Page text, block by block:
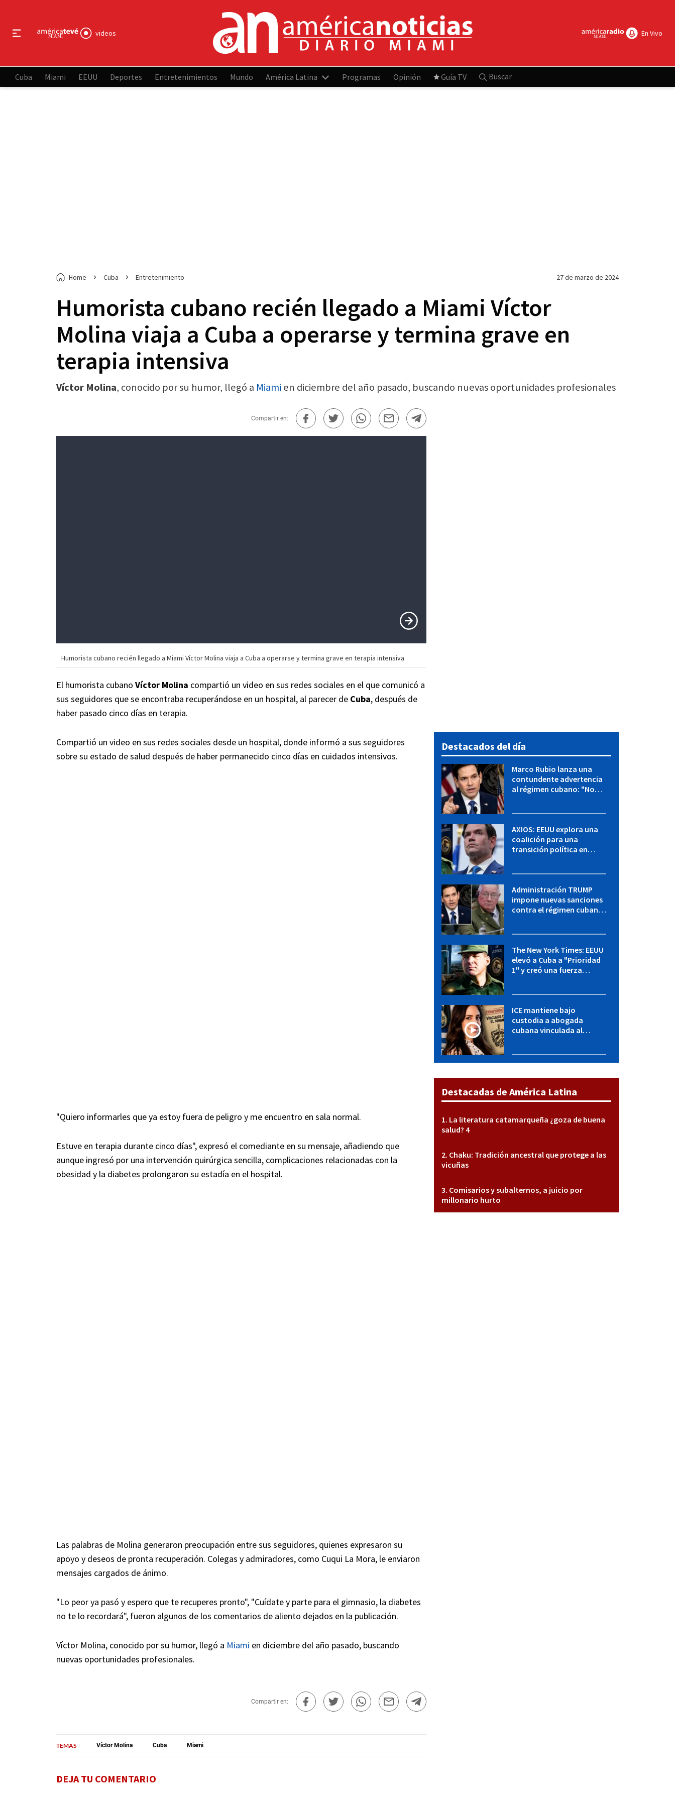
videos En Vivo
Cuba Miami EEUU Deportes Entretenimientos Mundo América Latina Programas Opinión Guía TV Buscar
Home Cuba Entretenimiento 27 de marzo de 2024
Humorista cubano recién llegado a Miami Víctor
Molina viaja a Cuba a operarse y termina grave en
terapia intensiva
Víctor Molina, conocido por su humor, llegó a Miami en diciembre del año pasado, buscando nuevas oportunidades profesionales
Compartir en:
Humorista cubano recién llegado a Miami Víctor Molina viaja a Cuba a operarse y termina grave en terapia intensiva
El humorista cubano Víctor Molina compartió un video en sus redes sociales en el que comunicó a
sus seguidores que se encontraba recuperándose en un hospital, al parecer de Cuba, después de
haber pasado cinco días en terapia.
Compartió un video en sus redes sociales desde un hospital, donde informó a sus seguidores
sobre su estado de salud después de haber permanecido cinco días en cuidados intensivos.
"Quiero informarles que ya estoy fuera de peligro y me encuentro en sala normal.
Estuve en terapia durante cinco días", expresó el comediante en su mensaje, añadiendo que
aunque ingresó por una intervención quirúrgica sencilla, complicaciones relacionadas con la
obesidad y la diabetes prolongaron su estadía en el hospital.
Las palabras de Molina generaron preocupación entre sus seguidores, quienes expresaron su
apoyo y deseos de pronta recuperación. Colegas y admiradores, como Cuqui La Mora, le enviaron
mensajes cargados de ánimo.
"Lo peor ya pasó y espero que te recuperes pronto", "Cuídate y parte para el gimnasio, la diabetes
no te lo recordará", fueron algunos de los comentarios de aliento dejados en la publicación.
Víctor Molina, conocido por su humor, llegó a Miami en diciembre del año pasado, buscando
nuevas oportunidades profesionales.
Compartir en:
TEMAS Víctor Molina Cuba Miami
DEJA TU COMENTARIO
Destacados del día
Marco Rubio lanza una
contundente advertencia
al régimen cubano: "No
AXIOS: EEUU explora una
coalición para una
transición política en
Administración TRUMP
impone nuevas sanciones
contra el régimen cubano:
The New York Times: EEUU
elevó a Cuba a "Prioridad
1" y creó una fuerza
ICE mantiene bajo
custodia a abogada
cubana vinculada al
Destacadas de América Latina
La literatura catamarqueña ¿goza de buena
salud? 4
Chaku: Tradición ancestral que protege a las
vicuñas
Comisarios y subalternos, a juicio por
millonario hurto